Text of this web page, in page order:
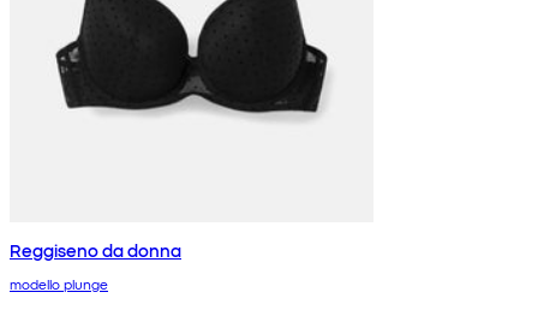
Reggiseno da donna
modello plunge